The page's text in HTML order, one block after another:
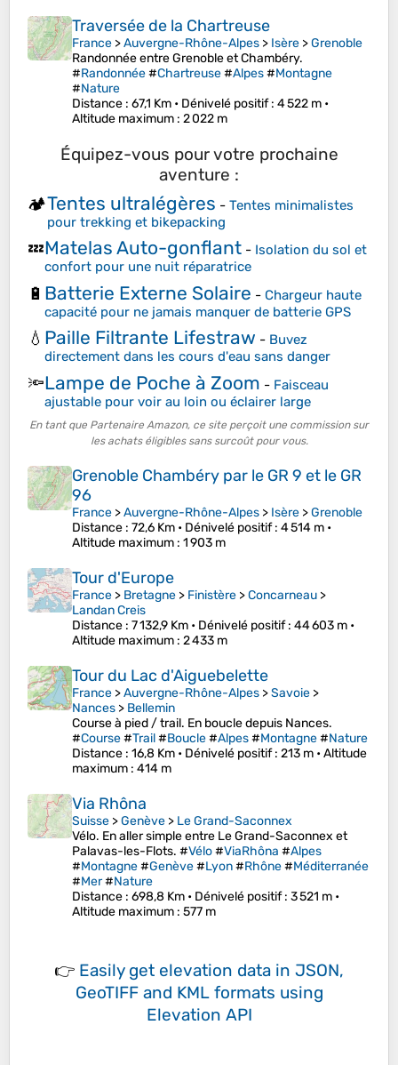
Traversée de la Chartreuse
France >Auvergne-Rhône-Alpes > Isère >Grenoble
Randonnée entre Grenoble et Chambéry.
#Randonnée#Chartreuse#Alpes#Montagne
#Nature
Distance : 67,1 Km • Dénivelé positif: 4 522 m •
Altitude maximum : 2 022 m
Équipez-vous pour votre prochaine
aventure :
🏕️Tentes ultralégères - Tentes minimalistes
pour trekking et bikepacking
💤Matelas Auto-gonflant - Isolation du sol et
confort pour une nuit réparatrice
🔋 Batterie Externe Solaire - Chargeur haute
capacité pour ne jamais manquer de batterie GPS
💧 Paille Filtrante Lifestraw - Buvez
directement dans les cours d'eau sans danger
🔦Lampe de Poche à Zoom - Faisceau
ajustable pour voir au loin ou éclairer large
En tant que Partenaire Amazon, ce site perçoit une commission sur
les achats éligibles sans surcoût pour vous.
Grenoble Chambéry par le GR 9 et le GR
96
France >Auvergne-Rhône-Alpes > Isère >Grenoble
Distance : 72,6 Km • Dénivelé positif: 4 514 m •
Altitude maximum : 1 903 m
Tour d'Europe
France > Bretagne > Finistère >Concarneau >
Landan Creis
Distance : 7 132,9 Km • Dénivelé positif: 44 603 m •
Altitude maximum : 2 433 m
Tour du Lac d'Aiguebelette
France >Auvergne-Rhône-Alpes >Savoie >
Nances > Bellemin
Course à pied / trail. En boucle depuis Nances.
#Course#Trail#Boucle#Alpes#Montagne#Nature
Distance : 16,8 Km • Dénivelé positif: 213 m •Altitude
maximum : 414 m
Via Rhôna
Suisse >Genève > Le Grand-Saconnex
Vélo. En aller simple entre Le Grand-Saconnex et
Palavas-les-Flots. #Vélo#ViaRhôna #Alpes
#Montagne#Genève#Lyon#Rhône#Méditerranée
#Mer#Nature
Distance : 698,8 Km • Dénivelé positif: 3 521 m •
Altitude maximum : 577 m
👉 Easily get elevation data in JSON,
GeoTIFF and KML formats using
Elevation API